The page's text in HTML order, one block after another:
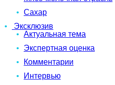
Сахар
Эксклюзив
Актуальная тема
Экспертная оценка
Комментарии
Интервью